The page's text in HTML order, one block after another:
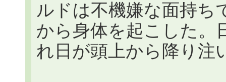
ルドは不機嫌な面持ち
から身体を起こした。
れ日が頭上から降り注